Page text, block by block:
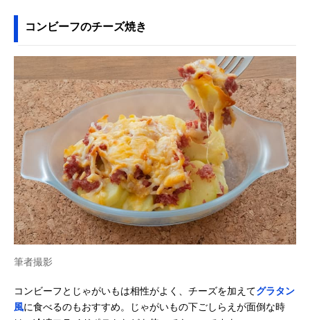
コンビーフのチーズ焼き
筆者撮影
コンビーフとじゃがいもは相性がよく、チーズを加えてグラタン
風に食べるのもおすすめ。じゃがいもの下ごしらえが面倒な時